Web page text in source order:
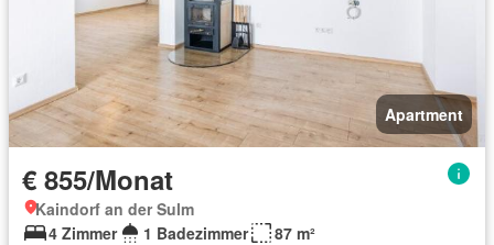
Apartment
€ 855/Monat
Kaindorf an der Sulm
4 Zimmer
1 Badezimmer 87 m²